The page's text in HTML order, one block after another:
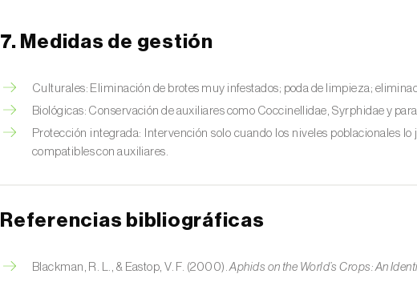
7. Medidas de gestión
Culturales: Eliminación de brotes muy infestados; poda de limpieza;
Biológicas: Conservación de auxiliares como Coccinellidae, Syrphidae y
Protección integrada: Intervención solo cuando los niveles poblacionales
compatibles con auxiliares.
Referencias bibliográficas
Blackman, R. L., & Eastop, V. F. (2000).Aphids on the World’s Crops: An